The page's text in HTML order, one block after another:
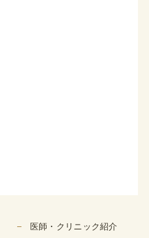
医師・クリニック紹介